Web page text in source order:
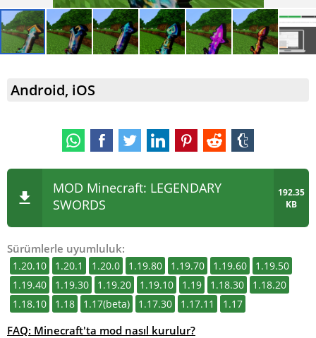
Android, iOS
MOD Minecraft: LEGENDARY
SWORDS
192.35
KB
Sürümlerle uyumluluk:
1.20.10 1.20.1 1.20.0 1.19.80 1.19.70 1.19.60
1.19.50
1.19.40
1.19.30 1.19.20 1.19.10 1.19 1.18.30
1.18.20
1.18.10
1.18 1.17(beta) 1.17.30 1.17.11 1.17
FAQ: Minecraft'ta mod nasıl kurulur?